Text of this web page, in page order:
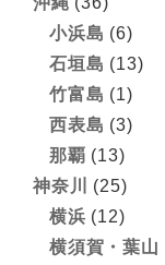
小浜島 (6)
石垣島 (13)
竹富島 (1)
西表島 (3)
那覇 (13)
神奈川
(25)
横浜 (12)
横須賀・葉山